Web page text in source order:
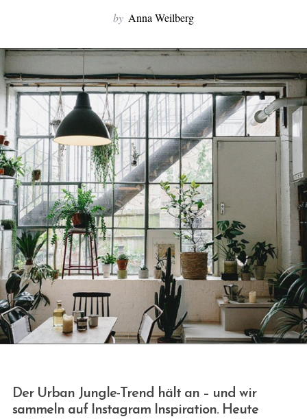
by Anna Weilberg
Der Urban Jungle-Trend hält an – und wir
sammeln auf Instagram Inspiration. Heute